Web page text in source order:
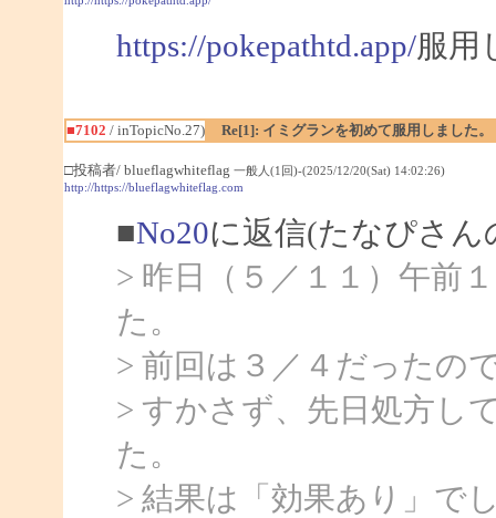
https://pokepathtd.app/服用
■7102 / inTopicNo.27) Re[1]: イミグランを初めて服用しました。
□投稿者/ blueflagwhiteflag 一般人(1回)-(2025/12/20(Sat) 14:02:26)
http://https://blueflagwhiteflag.com
■No20に返信(たなぴさん
> 昨日（５／１１）午前
た。
> 前回は３／４だったの
> すかさず、先日処方し
た。
> 結果は「効果あり」で